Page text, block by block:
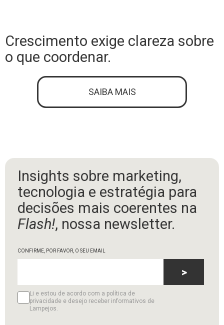
Crescimento exige clareza sobre
o que coordenar.
SAIBA MAIS
Insights sobre marketing,
tecnologia e estratégia para
decisões mais coerentes na
Flash!, nossa newsletter.
CONFIRME, POR FAVOR, O SEU EMAIL
Li e estou de acordo com a política de
privacidade e desejo receber informativos de
Lampejos.
>